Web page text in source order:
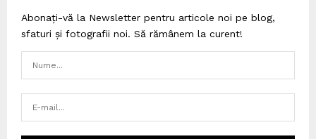
Abonați-vă la Newsletter pentru articole noi pe blog,
sfaturi și fotografii noi. Să rămânem la curent!